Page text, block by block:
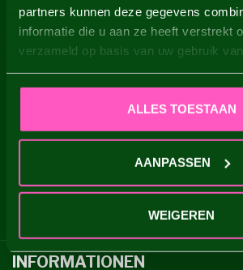
partners kunnen deze gegevens
informatie die u aan ze heeft verstrekt
verzameld op basis van uw gebruik
ALLES TOESTAAN
AANPASSEN
WEIGEREN
DAHLIA STORE
Loosterweg Zuid 23
the Netherlands
info@dahliastore.com
INFORMATIONEN